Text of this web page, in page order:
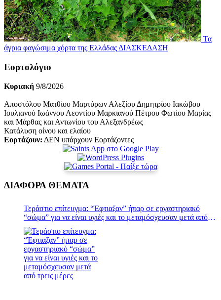
Τα
άγρια φαγώσιμα χόρτα της Ελλάδας ΔΙΑΣΚΕΔΑΣΗ
Εορτολόγιο
Κυριακή 9/8/2026
Αποστόλου Ματθίου Μαρτύρων Αλεξίου Δημητρίου Ιακώβου
Ιουλιανού Ιωάννου Λεοντίου Μαρκιανού Πέτρου Φωτίου Μαρίας
και Μάρθας και Αντωνίου του Αλεξανδρέως
Κατάλυση οίνου και ελαίου
Εορτάζουν: ΔΕΝ υπάρχουν Εορτάζοντες
ΔΙΑΦΟΡΑ ΘΕΜΑΤΑ
Τεράστιο επίτευγμα: “Έφτιαξαν” ήπαρ σε εργαστηριακό
“σώμα” για να είναι υγιές και το μεταμόσχευσαν μετά από
τρεις μέρες